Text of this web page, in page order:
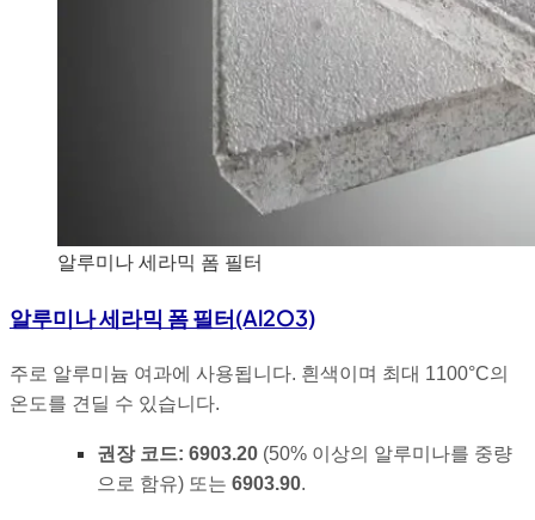
알루미나 세라믹 폼 필터
알루미나 세라믹 폼 필터(Al2O3)
주로 알루미늄 여과에 사용됩니다. 흰색이며 최대 1100°C의
온도를 견딜 수 있습니다.
권장 코드: 6903.20(50% 이상의 알루미나를 중량
으로 함유) 또는 6903.90.